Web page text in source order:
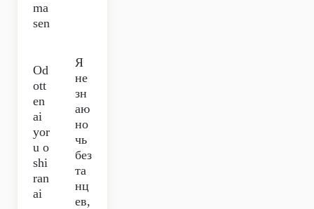
ma
sen
Od
ott
en
ai
yor
u o
shi
ran
ai
Я
не
зн
аю
но
чь
без
та
нц
ев,